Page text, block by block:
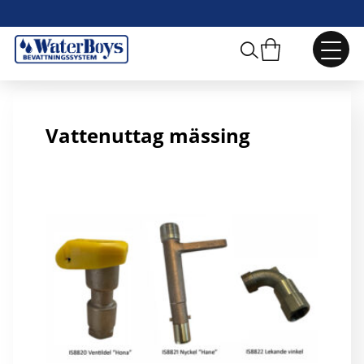
Vattenuttag R20 mässing hona
Vattenuttag mässing